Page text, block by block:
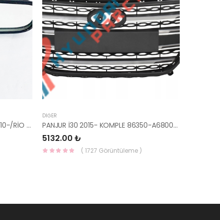
AYNA İÇ BLUE/ELANTRA 11-/CEED 10-/RİO 12-/SPORTAGE 11- 85101-3X100-HMC
DIĞER
PANJUR İ30 2015- KOMPLE 86350-A6800-YS
5132.00 ₺
( 1727 Görüntüleme )